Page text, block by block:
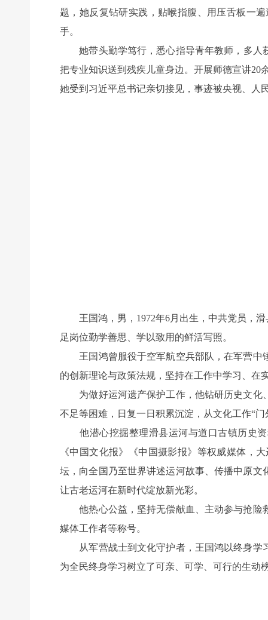
题，她反复钻研实践，贴喉指腹、用压舌板一
手。
她带头勤学笃行，悉心指导青年教师，多人
把专业知识送到残疾儿童身边。开展师德宣讲20
她受到习近平总书记亲切接见，事迹被央视、人
王国鸿，男，1972年6月出生，中共党员，滑
足岗位勤学善思、学以致用的鲜活写照。
王国鸿曾服役于空军航空兵部队，在军营中
的创新理论与政策法规，坚持在工作中学习、在
为做好运河遗产保护工作，他钻研历史文化
不足等困难，日复一日积累沉淀，从文化工作“
他潜心挖掘整理滑县运河与道口古镇历史资
《中国文化报》《中国摄影报》等权威媒体，
坛，向全国乃至世界讲述运河故事、传播中原
让古老运河在新时代绽放新光彩。
他热心公益，坚持无偿献血、主动参与抢险
媒体工作者等称号。
从军营战士到文化守护者，王国鸿以终身学
为全民终身学习树立了可亲、可学、可行的生动